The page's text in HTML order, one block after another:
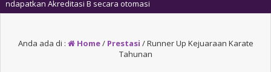
Anda ada di : Home/ Prestasi /Runner Up Kejuaraan Karate
Tahunan